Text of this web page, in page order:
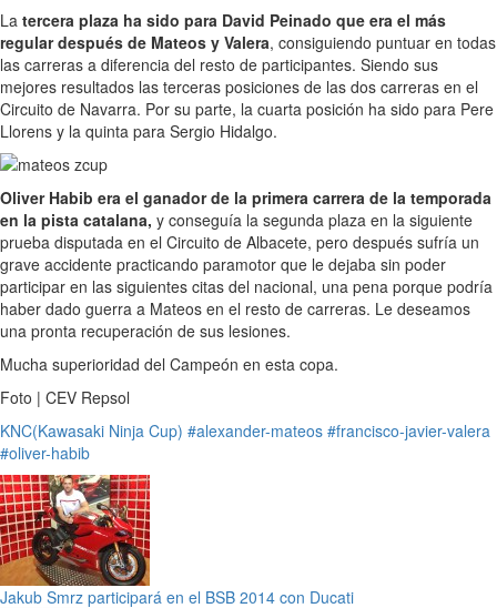
La tercera plaza ha sido para David Peinado que era el más
regular después de Mateos y Valera, consiguiendo puntuar en todas
las carreras a diferencia del resto de participantes. Siendo sus
mejores resultados las terceras posiciones de las dos carreras en el
Circuito de Navarra. Por su parte, la cuarta posición ha sido para Pere
Llorens y la quinta para Sergio Hidalgo.
Oliver Habib era el ganador de la primera carrera de la temporada
en la pista catalana, y conseguía la segunda plaza en la siguiente
prueba disputada en el Circuito de Albacete, pero después sufría un
grave accidente practicando paramotor que le dejaba sin poder
participar en las siguientes citas del nacional, una pena porque podría
haber dado guerra a Mateos en el resto de carreras. Le deseamos
una pronta recuperación de sus lesiones.
Mucha superioridad del Campeón en esta copa.
Foto | CEV Repsol
KNC(Kawasaki Ninja Cup) #alexander-mateos #francisco-javier-valera
#oliver-habib
Jakub Smrz participará en el BSB 2014 con Ducati